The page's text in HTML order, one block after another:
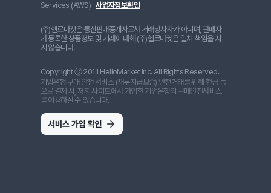
Services (AWS) 사업자정보확인
(주)헬로마켓은 통신판매중개자로서 거래당사자가 아니며, 판매자
가 등록한 상품정보 및 거래에 대해 (주)헬로마켓은 일체 책임을 지
지 않습니다.
Copyright ⓒ 2011 HelloMarket Inc. All Rights Reserved.
기업은행 구매 안전 서비스 (채무지급보증) 안전거래를 위해 현금 등
으로 결제 시, 저희 사이트에서 가입한 기업은행의 구매안전서비스
를 이용하실 수 있습니다.